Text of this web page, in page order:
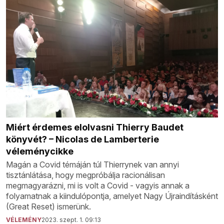
Miért érdemes elolvasni Thierry Baudet
könyvét? – Nicolas de Lamberterie
véleménycikke
Magán a Covid témáján túl Thierrynek van annyi
tisztánlátása, hogy megpróbálja racionálisan
megmagyarázni, mi is volt a Covid - vagyis annak a
folyamatnak a kiindulópontja, amelyet Nagy Újraindításként
(Great Reset) ismerünk.
VÉLEMÉNY2023. szept. 1. 09:13